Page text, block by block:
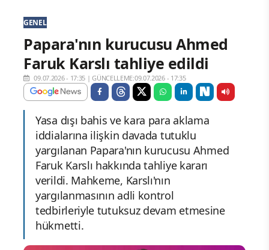
GENEL
Papara'nın kurucusu Ahmed
Faruk Karslı tahliye edildi
09.07.2026 - 17:35 |GÜNCELLEME:09.07.2026 - 17:35
Yasa dışı bahis ve kara para aklama
iddialarına ilişkin davada tutuklu
yargılanan Papara'nın kurucusu Ahmed
Faruk Karslı hakkında tahliye kararı
verildi. Mahkeme, Karslı'nın
yargılanmasının adli kontrol
tedbirleriyle tutuksuz devam etmesine
hükmetti.